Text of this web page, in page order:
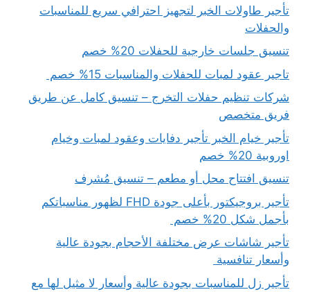
تأجير طاولات الخبر لتجهيز احترافي سريع للمناسبات
والحفلات
تنسيق جلسات خارجية للحفلات 20% خصم
تاجير عقود لمبات للحفلات والمناسبات 15% خصم
شركات تنظيم حفلات التخرج – تنسيق كامل عن طريق
فريق متخصص
تأجير خيام الخبر تأجير دفايات وعقود لمبات وخيام
اوروبية 20% خصم
تنسيق افتتاح محل أو مطعم – تنسيق مُشرف
تأجير بروجيكتور بأعلى جودة FHD لظهور مناسباتكم
بأجمل شكل 20% خصم
تأجير شاشات عرض مختلفة الأحجام بجودة عالية
وأسعار تنافسية
تأجير زل للمناسبات بجودة عالية وأسعار لا مثيل لها مع